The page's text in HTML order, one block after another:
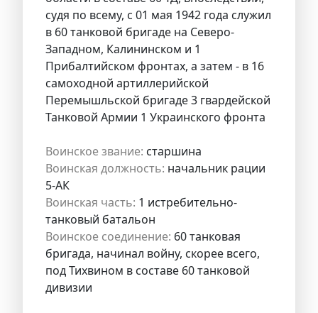
судя по всему, с 01 мая 1942 года служил
в 60 танковой бригаде на Северо-
Западном, Калининском и 1
Прибалтийском фронтах, а затем - в 16
самоходной артиллерийской
Перемышльской бригаде 3 гвардейской
Танковой Армии 1 Украинского фронта
Воинское звание: старшина
Воинская должность: начальник рации
5-АК
Воинская часть: 1 истребительно-
танковый батальон
Воинское соединение: 60 танковая
бригада, начинал войну, скорее всего,
под Тихвином в составе 60 танковой
дивизии